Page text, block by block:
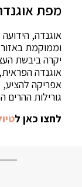
מפת
אוגנדה,
וממוקמת
יקרה ביבשת
אוגנדה
אפריקה להציע,
גורילות ההרים
לחצו כאן ל